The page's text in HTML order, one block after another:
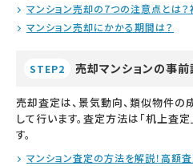
マンション売却の7つの注意点とは
マンション売却にかかる期間は？
STEP2 売却マンションの事前
売却査定は、景気動向、類似物件の
して行います。査定方法は「机上査
す。
マンション査定の方法を解説！高額